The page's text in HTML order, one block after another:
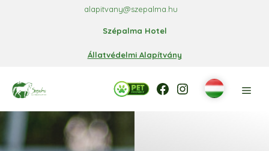
alapitvany@szepalma.hu
Szépalma Hotel
Állatvédelmi Alapítvány
Facebook Facebook
Instagram